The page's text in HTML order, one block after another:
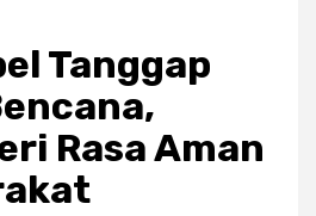
Tanggap
Rasa Aman